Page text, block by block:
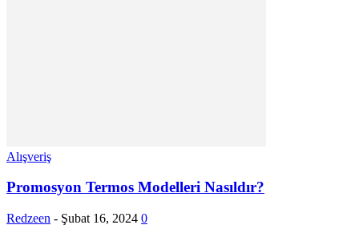
Alışveriş
Promosyon Termos Modelleri Nasıldır?
Redzeen - Şubat 16, 2024 0